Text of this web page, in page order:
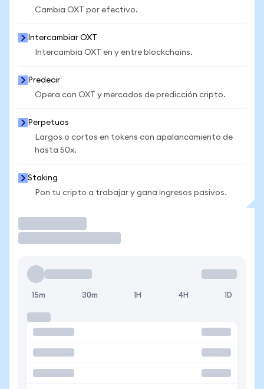
Cambia OXT por efectivo.
Intercambiar OXT
Intercambia OXT en y entre blockchains.
Predecir
Opera con OXT y mercados de predicción cripto.
Perpetuos
Largos o cortos en tokens con apalancamiento de
hasta 50x.
Staking
Pon tu cripto a trabajar y gana ingresos pasivos.
15m 30m 1H 4H 1D